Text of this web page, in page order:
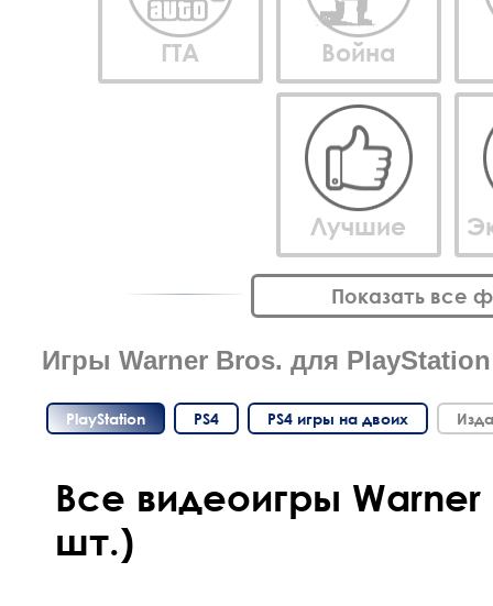
ГТА Война
Лучшие
Показать все
Игры Warner Bros. для
PlayStation PS4 PS4 игры на двоих
Все видеоигры Warner
шт.)